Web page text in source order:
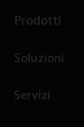
Prodotti
Soluzioni
Servizi